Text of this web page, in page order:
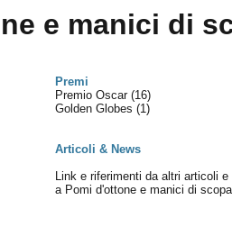
e manici di
Premi
Premio Oscar (16)
Golden Globes (1)
Articoli & News
Link e riferimenti da altri articoli e
a Pomi d'ottone e manici di scopa